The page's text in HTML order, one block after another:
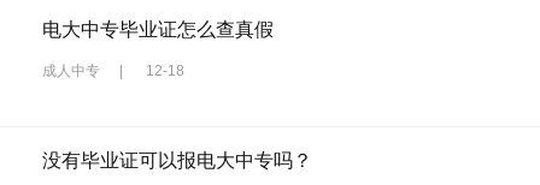
电大中专毕业证怎么查真假
成人中专 | 12-18
没有毕业证可以报电大中专吗？